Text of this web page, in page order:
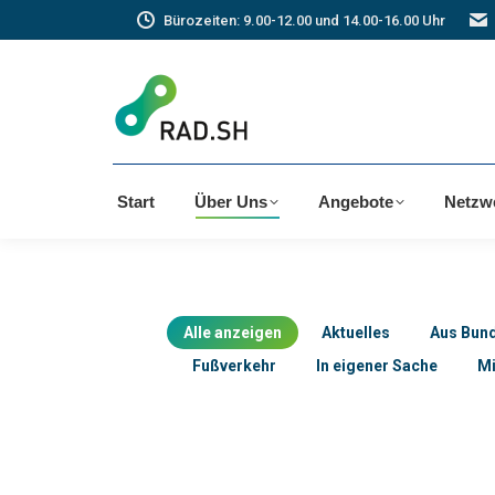
Bürozeiten: 9.00-12.00 und 14.00-16.00 Uhr
Start Über Uns Angebote
Alle anzeigen Aktuelles Aus
Fußverkehr
In eigener Sache